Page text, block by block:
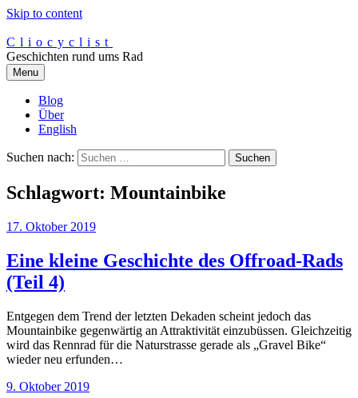
Skip to content
Cliocyclist
Geschichten rund ums Rad
Menu
Blog
Über
English
Suchen nach:
Schlagwort: Mountainbike
17. Oktober 2019
Eine kleine Geschichte des Offroad-Rads
(Teil 4)
Entgegen dem Trend der letzten Dekaden scheint jedoch das
Mountainbike gegenwärtig an Attraktivität einzubüssen. Gleichzeitig
wird das Rennrad für die Naturstrasse gerade als „Gravel Bike“
wieder neu erfunden…
9. Oktober 2019